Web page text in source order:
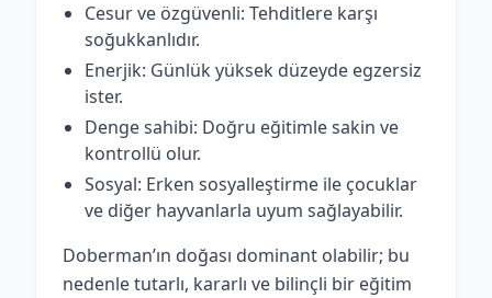
Cesur ve özgüvenli: Tehditlere karşı
soğukkanlıdır.
Enerjik: Günlük yüksek düzeyde egzersiz
ister.
Denge sahibi: Doğru eğitimle sakin ve
kontrollü olur.
Sosyal: Erken sosyalleştirme ile çocuklar
ve diğer hayvanlarla uyum sağlayabilir.
Doberman’ın doğası dominant olabilir; bu
nedenle tutarlı, kararlı ve bilinçli bir eğitim